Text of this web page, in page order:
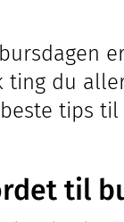
ting du
tips
til